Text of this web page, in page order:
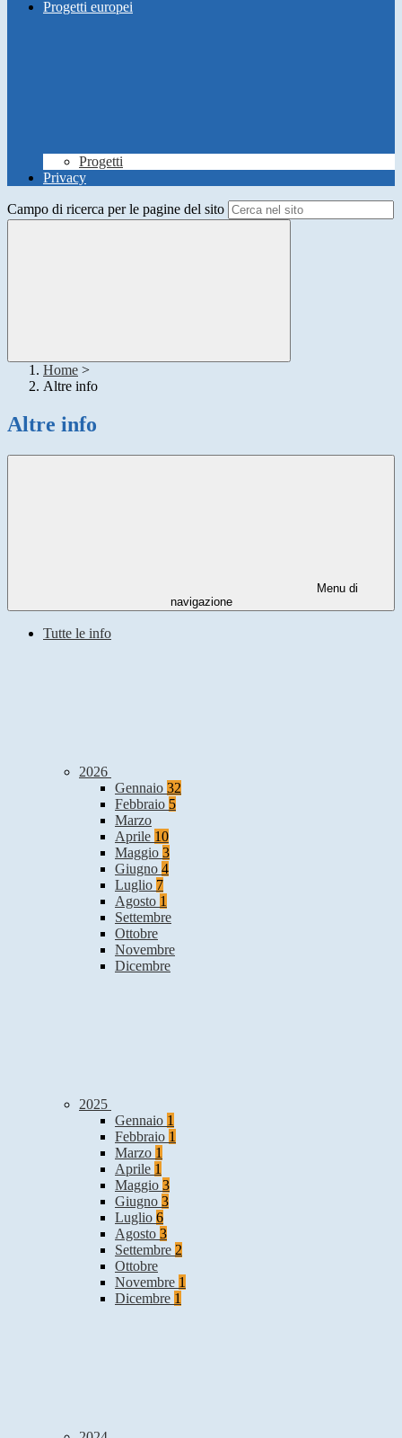
Progetti europei
Progetti
Privacy
Campo di ricerca per le pagine del sito
Home >
Altre info
Altre info
Menu di
navigazione
Tutte le info
2026
Gennaio 32
Febbraio 5
Marzo
Aprile 10
Maggio 3
Giugno 4
Luglio 7
Agosto 1
Settembre
Ottobre
Novembre
Dicembre
2025
Gennaio 1
Febbraio 1
Marzo 1
Aprile 1
Maggio 3
Giugno 3
Luglio 6
Agosto 3
Settembre 2
Ottobre
Novembre 1
Dicembre 1